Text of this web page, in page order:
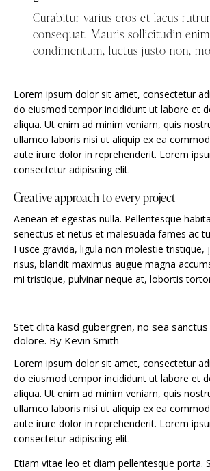
Curabitur varius eros et lacus
consequat. Mauris sollicitudin enim
condimentum, luctus justo non,
Lorem ipsum dolor sit amet, consectetur
do eiusmod tempor incididunt ut labore et
aliqua. Ut enim ad minim veniam, quis
ullamco laboris nisi ut aliquip ex ea
aute irure dolor in reprehenderit. Lorem
consectetur adipiscing elit.
Creative approach to every project
Aenean et egestas nulla. Pellentesque
senectus et netus et malesuada fames ac
Fusce gravida, ligula non molestie tristique,
risus, blandit maximus augue magna
mi tristique, pulvinar neque at, lobortis
Stet clita kasd gubergren, no sea
dolore. By Kevin Smith
Lorem ipsum dolor sit amet, consectetur
do eiusmod tempor incididunt ut labore et
aliqua. Ut enim ad minim veniam, quis
ullamco laboris nisi ut aliquip ex ea
aute irure dolor in reprehenderit. Lorem
consectetur adipiscing elit.
Etiam vitae leo et diam pellentesque porta.